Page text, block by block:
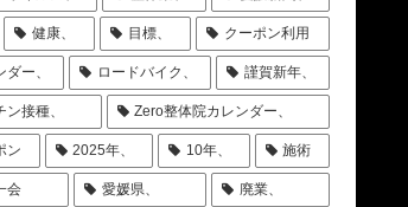
健康、 目標、 クーポン利用
ダー、 ロードバイク、 謹賀新年、
ン接種、 Zero整体院カレンダー、
ン 2025年、 10年、 施術
会 愛媛県、 廃業、